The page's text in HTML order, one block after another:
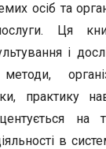
осіб та
послуги. Ця
і
методи,
практику
на
в